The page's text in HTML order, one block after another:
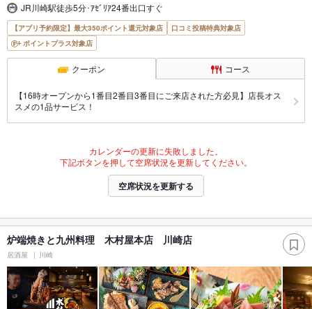
JR川崎駅徒歩5分･ｱｾﾞﾘｱ24番出口すぐ
【アプリ予約限定】最大350ポイント還元対象店
口コミ投稿特典対象店
ポイントプラス対象店
クーポン コース
【16時オープンから1番目2番目3番目にご来店された方必見】店長オス
スメの1品サービス！
カレンダーの更新に失敗しました。
下記ボタンを押して空席状況を更新してください。
空席状況を更新する
炉端焼きと九州料理 木村屋本店 川崎店
居酒屋 川崎